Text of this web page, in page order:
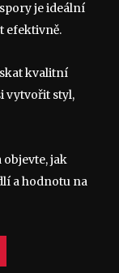
je ideální
efektivně.
kvalitní
vytvořit styl,
objevte, jak
a hodnotu na